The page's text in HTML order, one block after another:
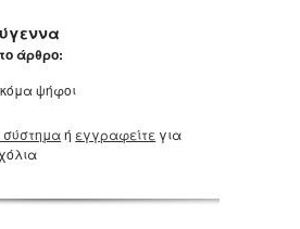
άρθρο:
ψήφοι
σύστημαή εγγραφείτε για